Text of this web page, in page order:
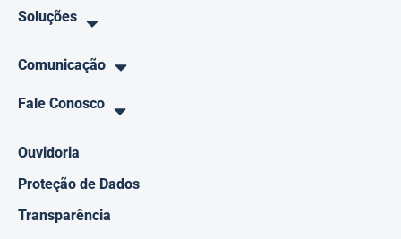
Soluções
Comunicação
Fale Conosco
Ouvidoria
Proteção de Dados
Transparência